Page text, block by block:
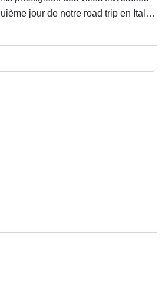
jour de notre road trip en Italie.
des paysages magnifiques.